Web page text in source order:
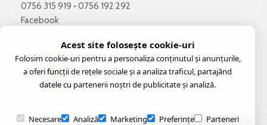
0756 315 919 • 0756 192 292
Facebook
Acest site folosește cookie-uri
Folosim cookie-uri pentru a personaliza conținutul și anunțurile,
a oferi funcții de rețele sociale și a analiza traficul, partajând
datele cu partenerii noștri de publicitate și analiză.
Necesare Analiză Marketing Preferințe Parteneri